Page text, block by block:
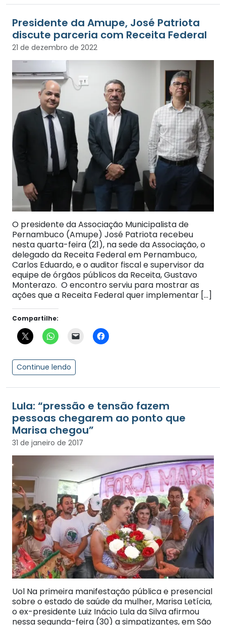
Presidente da Amupe, José Patriota
discute parceria com Receita Federal
21 de dezembro de 2022
O presidente da Associação Municipalista de
Pernambuco (Amupe) José Patriota recebeu
nesta quarta-feira (21), na sede da Associação, o
delegado da Receita Federal em Pernambuco,
Carlos Eduardo, e o auditor fiscal e supervisor da
equipe de órgãos públicos da Receita, Gustavo
Monterazo. O encontro serviu para mostrar as
ações que a Receita Federal quer implementar […]
Compartilhe:
Continue lendo
Lula: “pressão e tensão fazem
pessoas chegarem ao ponto que
Marisa chegou”
31 de janeiro de 2017
Uol Na primeira manifestação pública e presencial
sobre o estado de saúde da mulher, Marisa Letícia,
o ex-presidente Luiz Inácio Lula da Silva afirmou
nessa segunda-feira (30) a simpatizantes, em São